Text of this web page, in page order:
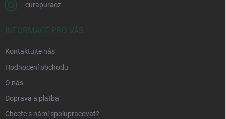
curapuracz
INFORMACE PRO VÁS
Kontaktujte nás
Hodnocení obchodu
O nás
Doprava a platba
Chcete s námi spolupracovat?